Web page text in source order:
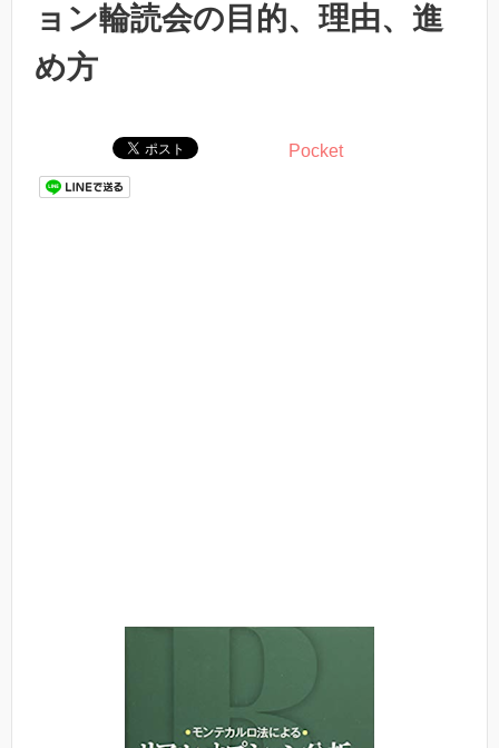
ョン輪読会の目的、理由、進
め方
Pocket